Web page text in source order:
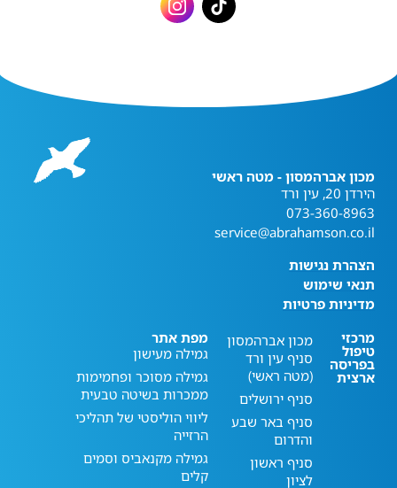
מכון אברהמסון - מטה ראשי
הירדן 20, עין ורד
073-360-8963
service@abrahamson.co.il
הצהרת נגישות
תנאי שימוש
מדיניות פרטיות
מרכזי
טיפול
בפריסה
ארצית
מכון אברהמסון
סניף עין ורד
(מטה ראשי)
סניף ירושלים
סניף באר שבע
והדרום
סניף ראשון
לציון
מפת אתר
גמילה מעישון
גמילה מסוכר ופחמימות
ממכרות בשיטה טבעית
ליווי הוליסטי של תהליכי
הרזייה
גמילה מקנאביס וסמים
קלים